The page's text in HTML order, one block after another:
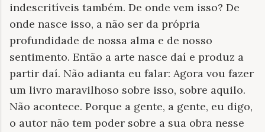
indescritíveis também. De onde vem isso? De
onde nasce isso, a não ser da própria
profundidade de nossa alma e de nosso
sentimento. Então a arte nasce daí e produz a
partir daí. Não adianta eu falar: Agora vou fazer
um livro maravilhoso sobre isso, sobre aquilo.
Não acontece. Porque a gente, a gente, eu digo,
o autor não tem poder sobre a sua obra nesse